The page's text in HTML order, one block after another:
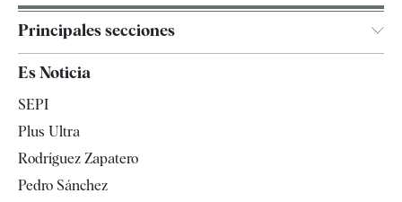
Principales secciones
Televisión
Es Noticia
SEPI
Plus Ultra
Rodríguez Zapatero
Pedro Sánchez